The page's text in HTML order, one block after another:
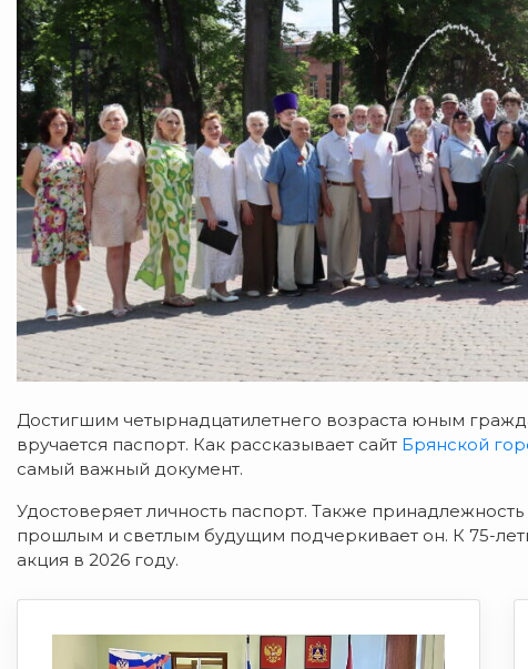
Достигшим четырнадцатилетнего возраста юным
вручается паспорт. Как рассказывает сайт Брянской
самый важный документ.
Удостоверяет личность паспорт. Также
прошлым и светлым будущим подчеркивает он. К 75-
акция в 2026 году.